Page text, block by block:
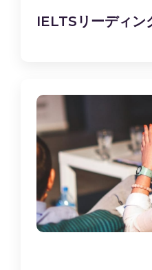
IELTSリーディン